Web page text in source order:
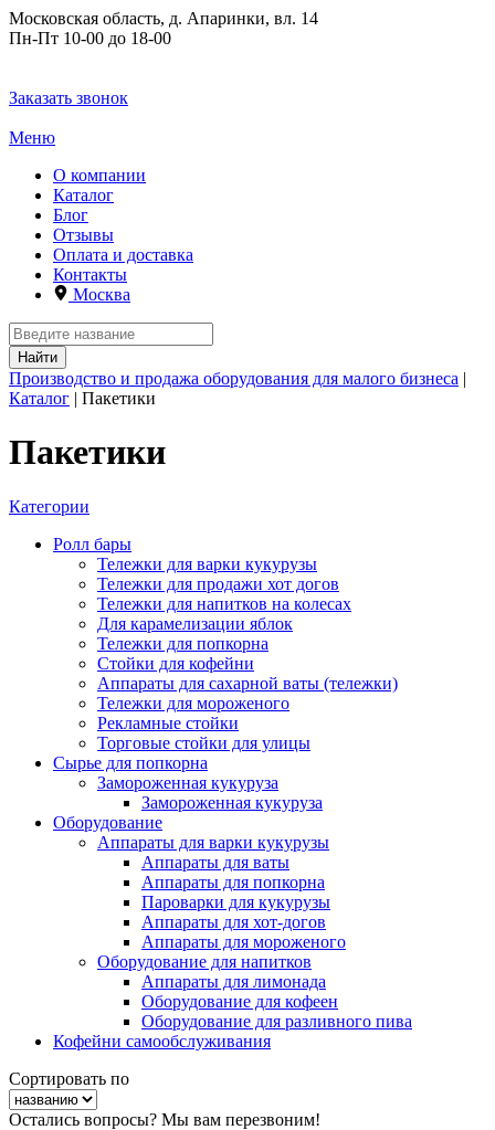
Московская область, д. Апаринки, вл. 14
Пн-Пт 10-00 до 18-00
Заказать звонок
Меню
О компании
Каталог
Блог
Отзывы
Оплата и доставка
Контакты
Москва
Найти
Производство и продажа оборудования для малого бизнеса |
Каталог | Пакетики
Пакетики
Категории
Ролл бары
Тележки для варки кукурузы
Тележки для продажи хот догов
Тележки для напитков на колесах
Для карамелизации яблок
Тележки для попкорна
Стойки для кофейни
Аппараты для сахарной ваты (тележки)
Тележки для мороженого
Рекламные стойки
Торговые стойки для улицы
Сырье для попкорна
Замороженная кукуруза
Замороженная кукуруза
Оборудование
Аппараты для варки кукурузы
Аппараты для ваты
Аппараты для попкорна
Пароварки для кукурузы
Аппараты для хот-догов
Аппараты для мороженого
Оборудование для напитков
Аппараты для лимонада
Оборудование для кофеен
Оборудование для разливного пива
Кофейни самообслуживания
Сортировать по
Остались вопросы? Мы вам перезвоним!